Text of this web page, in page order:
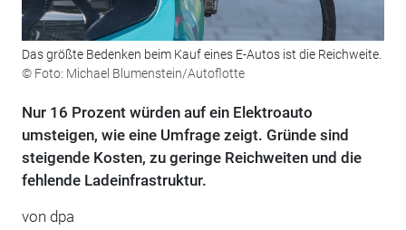
Das größte Bedenken beim Kauf eines E-Autos ist die Reichweite.
© Foto: Michael Blumenstein/Autoflotte
Nur 16 Prozent würden auf ein Elektroauto
umsteigen, wie eine Umfrage zeigt. Gründe sind
steigende Kosten, zu geringe Reichweiten und die
fehlende Ladeinfrastruktur.
von dpa